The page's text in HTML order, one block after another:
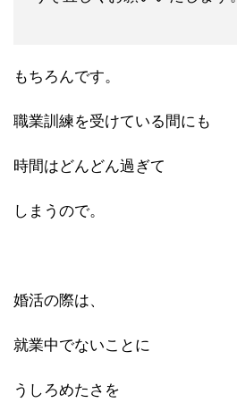
もちろんです。
職業訓練を受けている間にも
時間はどんどん過ぎて
しまうので。
婚活の際は、
就業中でないことに
うしろめたさを